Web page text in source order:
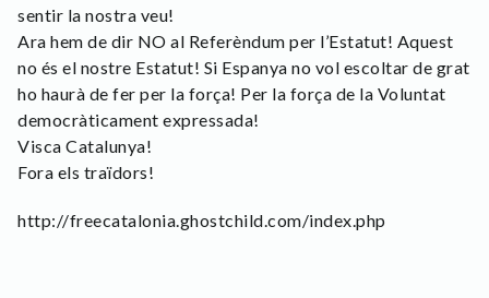
sentir la nostra veu!
Ara hem de dir NO al Referèndum per l’Estatut! Aquest
no és el nostre Estatut! Si Espanya no vol escoltar de grat
ho haurà de fer per la força! Per la força de la Voluntat
democràticament expressada!
Visca Catalunya!
Fora els traïdors!
http://freecatalonia.ghostchild.com/index.php